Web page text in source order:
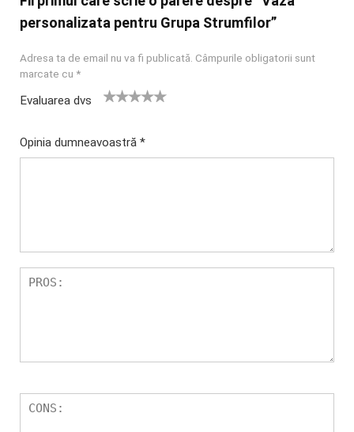
personalizata pentru Grupa Strumfilor”
Adresa ta de email nu va fi publicată. Câmpurile obligatorii sunt
marcate cu *
Evaluarea dvs
di
e
5
stele
stele
stele
Opinia dumneavoastră *